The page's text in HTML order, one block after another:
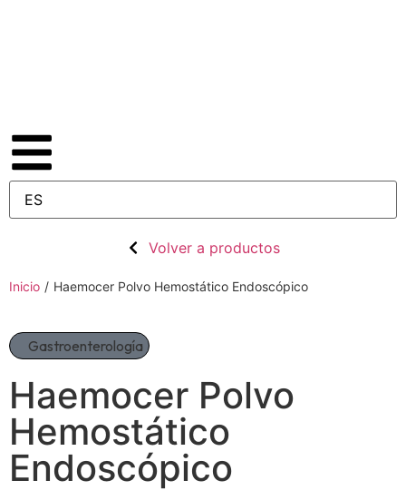
Volver a productos
Inicio / Haemocer Polvo Hemostático Endoscópico
Gastroenterología
Haemocer Polvo
Hemostático
Endoscópico